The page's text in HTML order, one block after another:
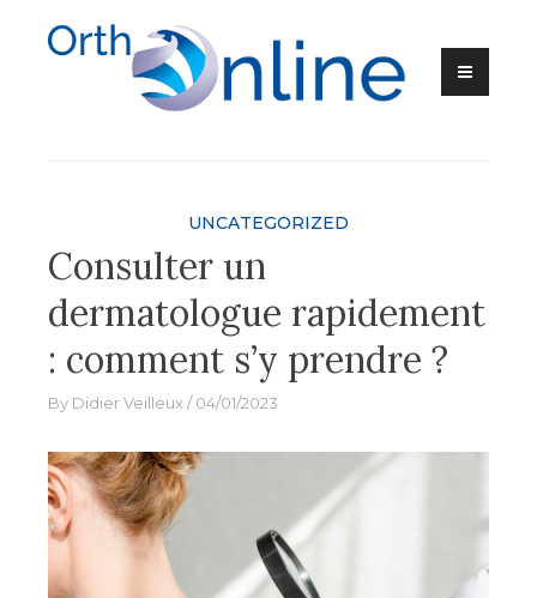
Skip
UNCATEGORIZED
Consulter un
dermatologue rapidement
: comment s’y prendre ?
By Didier Veilleux 04/01/2023